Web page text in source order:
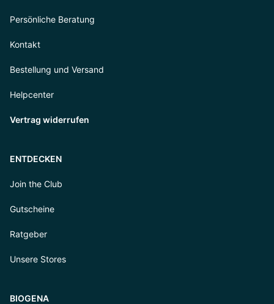
Persönliche Beratung
Kontakt
Bestellung und Versand
Helpcenter
Vertrag widerrufen
ENTDECKEN
Join the Club
Gutscheine
Ratgeber
Unsere Stores
BIOGENA